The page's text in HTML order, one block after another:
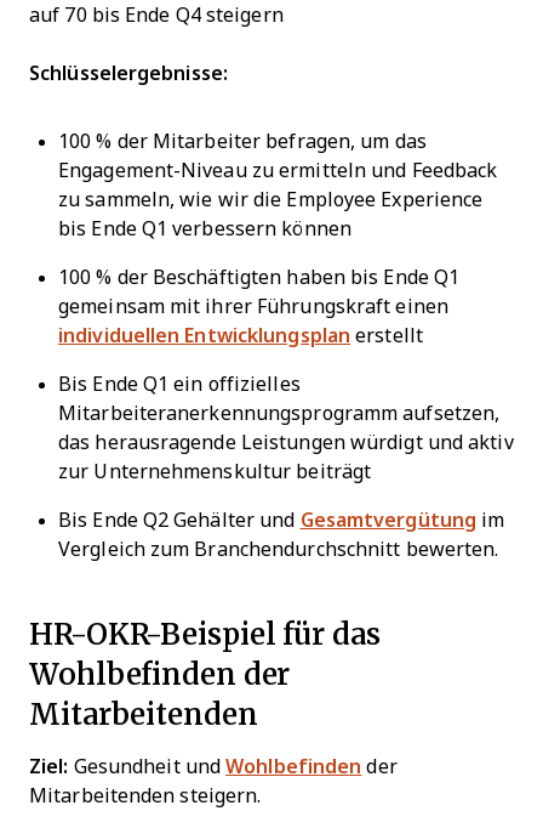
auf 70 bis Ende Q4 steigern
Schlüsselergebnisse:
100 % der Mitarbeiter befragen, um das
Engagement-Niveau zu ermitteln und Feedback
zu sammeln, wie wir die Employee Experience
bis Ende Q1 verbessern können
100 % der Beschäftigten haben bis Ende Q1
gemeinsam mit ihrer Führungskraft einen
individuellen Entwicklungsplan erstellt
Bis Ende Q1 ein offizielles
Mitarbeiteranerkennungsprogramm aufsetzen,
das herausragende Leistungen würdigt und aktiv
zur Unternehmenskultur beiträgt
Bis Ende Q2 Gehälter und Gesamtvergütung im
Vergleich zum Branchendurchschnitt bewerten.
HR-OKR-Beispiel für das
Wohlbefinden der
Mitarbeitenden
Ziel: Gesundheit undWohlbefinden der
Mitarbeitenden steigern.